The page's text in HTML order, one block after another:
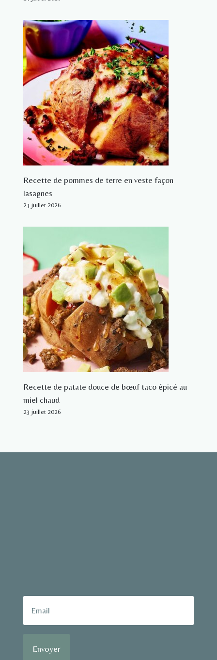
Recette de pommes de terre en veste façon
lasagnes
23 juillet 2026
Recette de patate douce de bœuf taco épicé au
miel chaud
23 juillet 2026
Envoyer